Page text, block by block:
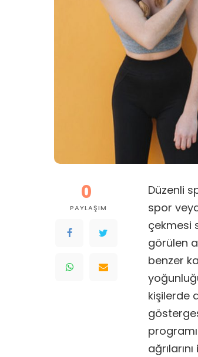
0
PAYLAŞIM
Düzenli
spor
çekmesi
görülen
benzer
kişilerde